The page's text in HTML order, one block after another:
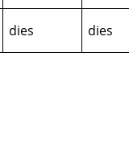
dies
dies